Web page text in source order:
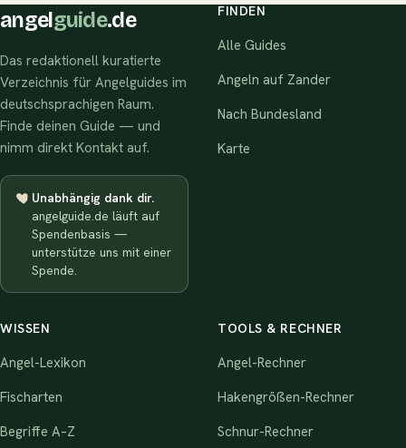
angel guide.de
Das redaktionell kuratierte
Verzeichnis für Angelguides im
deutschsprachigen Raum.
Finde deinen Guide — und
nimm direkt Kontakt auf.
Unabhängig dank dir.
angelguide.de läuft auf
Spendenbasis —
unterstütze uns mit einer
Spende.
FINDEN
Alle Guides
Angeln auf Zander
Nach Bundesland
Karte
WISSEN
Angel-Lexikon
Fischarten
Begriffe A–Z
TOOLS & RECHNER
Angel-Rechner
Hakengrößen-Rechner
Schnur-Rechner